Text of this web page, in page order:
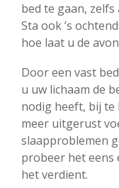
bed te gaan,
Sta ook ’s
hoe laat u de
Door een vast
u uw lichaam de
nodig heeft, bij te
meer uitgerust
slaapproblemen
probeer het eens
het verdient.